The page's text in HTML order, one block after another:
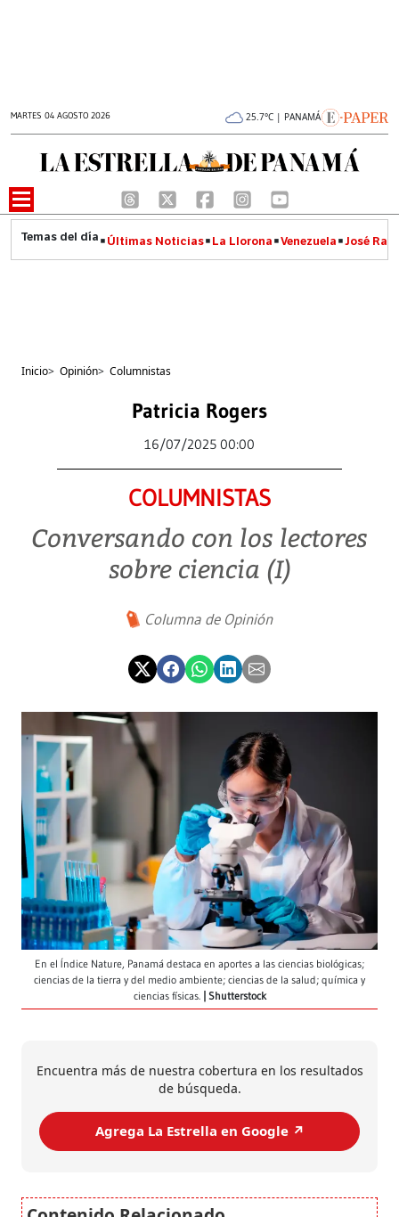
MARTES 04 AGOSTO 2026 25.7°C | PANAMÁ
Últimas Noticias La Llorona Venezuela José
Inicio> Opinión> Columnistas
Patricia Rogers
16/07/2025 00:00
COLUMNISTAS
Conversando con los lectores
sobre ciencia (I)
Columna de Opinión
En el Índice Nature, Panamá destaca en aportes a las ciencias biológicas;
ciencias de la tierra y del medio ambiente; ciencias de la salud; química y
ciencias físicas. Shutterstock
Encuentra más de nuestra cobertura en los resultados
de búsqueda.
Agrega La Estrella en Google ↗️